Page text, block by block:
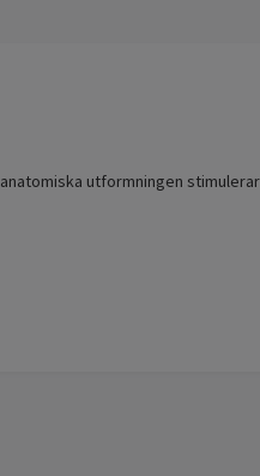
utformningen